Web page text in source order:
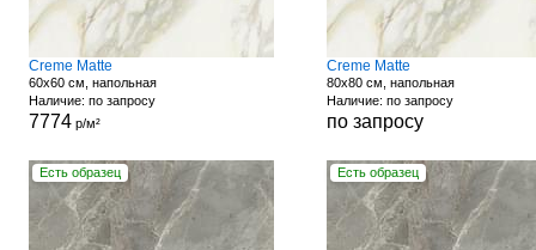
Creme Matte
60x60 см, напольная
Наличие: по запросу
7774р/м²
Creme Matte
80x80 см, напольная
Наличие: по запросу
по запросу
Есть образец Есть образец